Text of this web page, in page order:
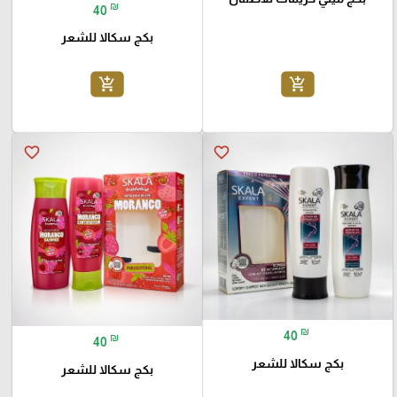
add_shopping_cart
40 ₪
بكج سكالا للشعر
add_shopping_cart
favorite_border
40 ₪
بكج سكالا للشعر
favorite_border
40 ₪
بكج سكالا للشعر